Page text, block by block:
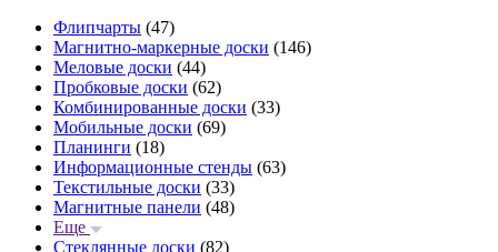
Флипчарты (47)
Магнитно-маркерные доски (146)
Меловые доски (44)
Пробковые доски (62)
Комбинированные доски (33)
Мобильные доски (69)
Планинги (18)
Информационные стенды (63)
Текстильные доски (33)
Магнитные панели (48)
Еще
Стеклянные доски (82)